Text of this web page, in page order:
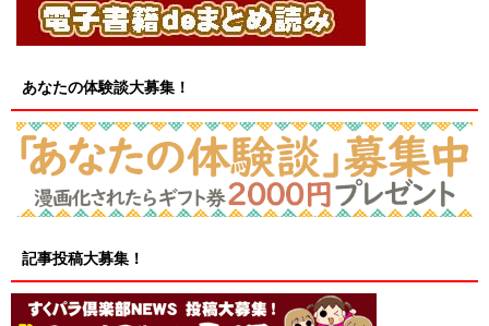
あなたの体験談大募集！
記事投稿大募集！